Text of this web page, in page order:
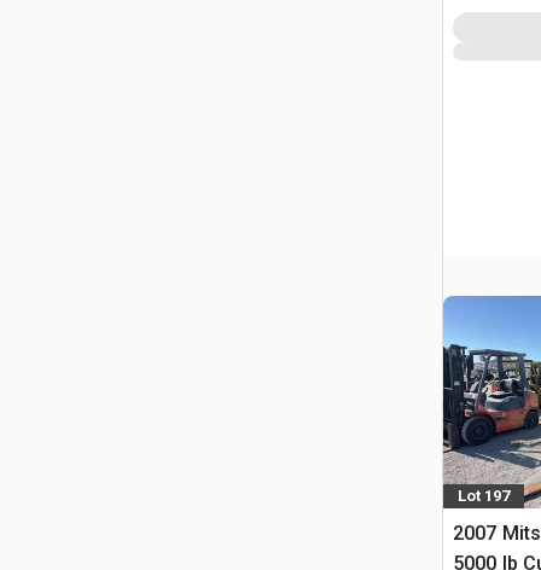
Lot 197
2007
5000 lb